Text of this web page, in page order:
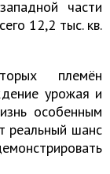
части
12,2 тыс. кв.
племён
урожая и
особенным
реальный шанс